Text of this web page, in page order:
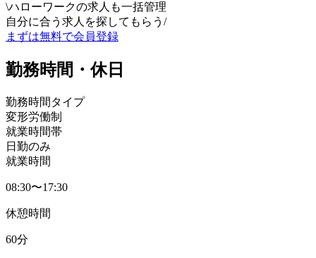
\ハローワークの求人も一括管理
自分に合う求人を探してもらう /
まずは無料で会員登録
勤務時間・休日
勤務時間タイプ
変形労働制
就業時間帯
日勤のみ
就業時間
08:30〜17:30
休憩時間
60分